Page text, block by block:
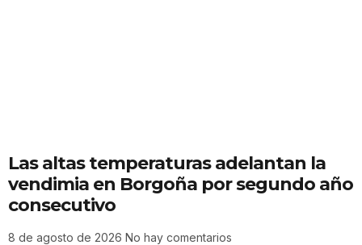
Las altas temperaturas adelantan la
vendimia en Borgoña por segundo año
consecutivo
8 de agosto de 2026 No hay comentarios